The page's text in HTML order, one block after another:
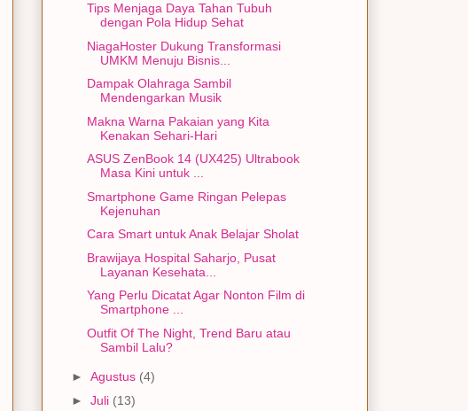
Tips Menjaga Daya Tahan Tubuh
dengan Pola Hidup Sehat
NiagaHoster Dukung Transformasi
UMKM Menuju Bisnis...
Dampak Olahraga Sambil
Mendengarkan Musik
Makna Warna Pakaian yang Kita
Kenakan Sehari-Hari
ASUS ZenBook 14 (UX425) Ultrabook
Masa Kini untuk ...
Smartphone Game Ringan Pelepas
Kejenuhan
Cara Smart untuk Anak Belajar Sholat
Brawijaya Hospital Saharjo, Pusat
Layanan Kesehata...
Yang Perlu Dicatat Agar Nonton Film di
Smartphone ...
Outfit Of The Night, Trend Baru atau
Sambil Lalu?
► Agustus (4)
► Juli (13)